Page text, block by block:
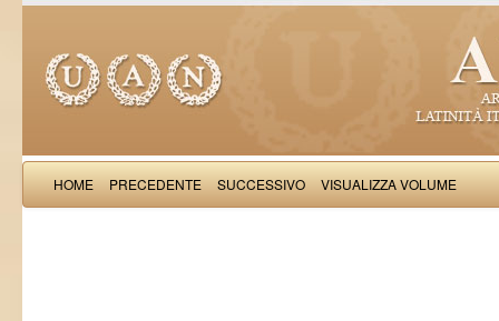
HOME PRECEDENTE SUCCESSIVO VISUALIZZA VOLUME